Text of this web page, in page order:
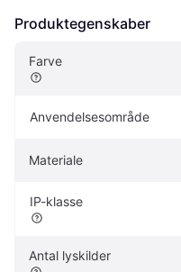
Produktegenskaber
Farve
Anvendelsesområde
Materiale
IP-klasse
Antal lyskilder